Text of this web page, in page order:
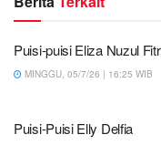
Puisi-puisi Eliza Nuzul
MINGGU, 05/7/26 | 16:25 WIB
Puisi-Puisi Elly Delfia